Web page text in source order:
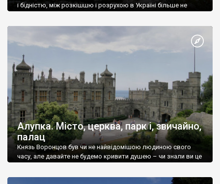
і бідністю, між розкішшю і розрухою в Україні більше не
Алупка. Місто, церква, парк і, звичайно,
палац
Князь Воронцов був чи не найвідомішою людиною свого
часу, але давайте не будемо кривити душею – чи знали ви це